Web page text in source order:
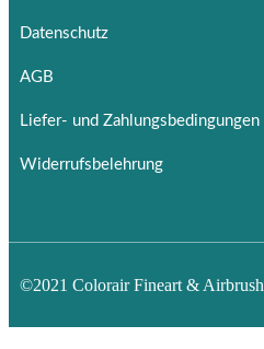
Datenschutz
AGB
Liefer- und Zahlungsbedingungen
Widerrufsbelehrung
©2021 Colorair Fineart & Airbrush